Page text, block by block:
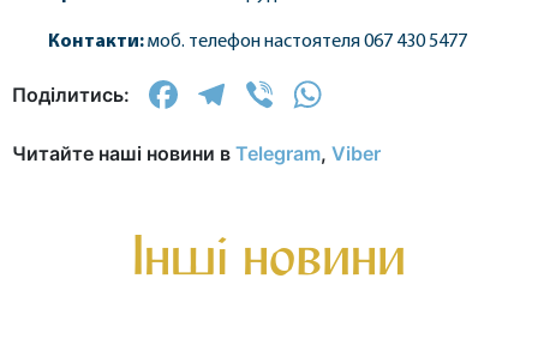
Контакти:моб. телефон настоятеля 067 430 5477
Поділитись: Facebook
Telegram
Viber
Читайте наші новини в Telegram, Viber
Інші новини